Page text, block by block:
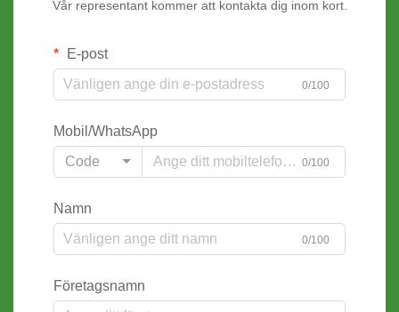
Vår representant kommer att kontakta dig inom kort.
E-post
0/100
Mobil/WhatsApp
Code
0/100
Namn
0/100
Företagsnamn